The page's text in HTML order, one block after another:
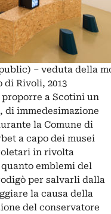
– veduta della
di Rivoli, 2013
a Scotini un
, di immedesimazione
la Comune di
a capo dei musei
in rivolta
emblemi del
per salvarli dalla
la causa della
del conservatore